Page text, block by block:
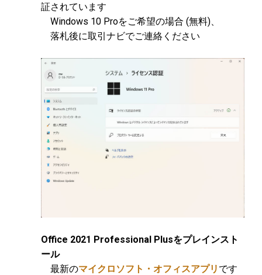
証されています
Windows 10 Proをご希望の場合 (無料)、
落札後に取引ナビでご連絡ください
Office 2021 Professional Plusをプレインスト
ール
最新のマイクロソフト・オフィスアプリ です